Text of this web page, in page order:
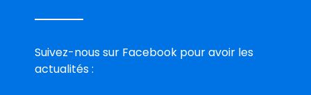
Suivez-nous sur Facebook pour avoir les
actualités :